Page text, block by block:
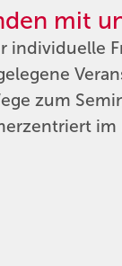
mit
individuelle
zum
im